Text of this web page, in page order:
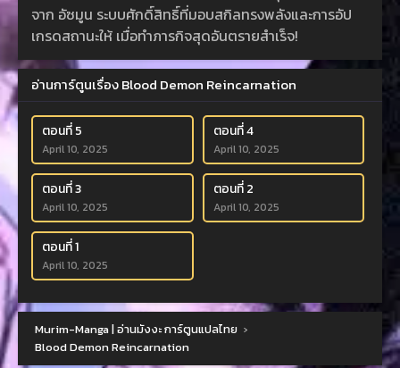
จาก อัซมูน ระบบศักดิ์สิทธิ์ที่มอบสกิลทรงพลังและการอัป
เกรดสถานะให้ เมื่อทำภารกิจสุดอันตรายสำเร็จ!
อ่านการ์ตูนเรื่อง Blood Demon Reincarnation
ตอนที่ 5
April 10, 2025
ตอนที่ 4
April 10, 2025
ตอนที่ 3
April 10, 2025
ตอนที่ 2
April 10, 2025
ตอนที่ 1
April 10, 2025
Murim-Manga | อ่านมังงะ การ์ตูนแปลไทย ›
Blood Demon Reincarnation